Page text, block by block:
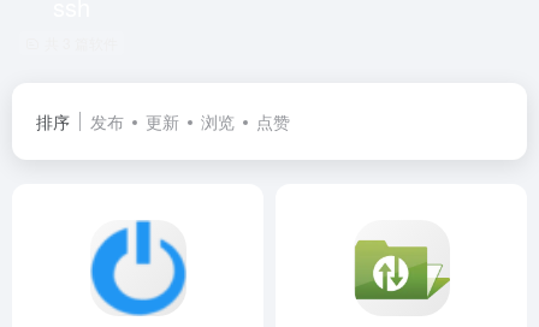
排序 发布 更新 浏览 点赞